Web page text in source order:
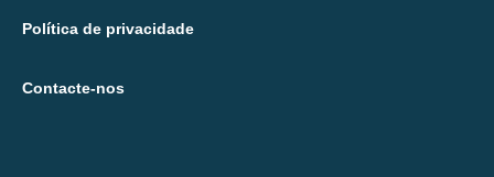
Política de privacidade
Contacte-nos